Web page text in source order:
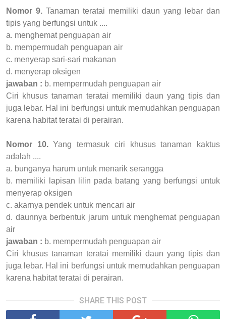
Nomor 9. Tanaman teratai memiliki daun yang lebar dan
tipis yang berfungsi untuk ....
a. menghemat penguapan air
b. mempermudah penguapan air
c. menyerap sari-sari makanan
d. menyerap oksigen
jawaban : b. mempermudah penguapan air
Ciri khusus tanaman teratai memiliki daun yang tipis dan
juga lebar. Hal ini berfungsi untuk memudahkan penguapan
karena habitat teratai di perairan.
Nomor 10.Yang termasuk ciri khusus tanaman kaktus
adalah ....
a. bunganya harum untuk menarik serangga
b. memiliki lapisan lilin pada batang yang berfungsi untuk
menyerap oksigen
c. akarnya pendek untuk mencari air
d. daunnya berbentuk jarum untuk menghemat penguapan
air
jawaban : b. mempermudah penguapan air
Ciri khusus tanaman teratai memiliki daun yang tipis dan
juga lebar. Hal ini berfungsi untuk memudahkan penguapan
karena habitat teratai di perairan.
SHARE THIS POST